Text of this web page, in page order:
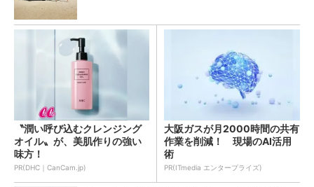
〝潤い呼び込むクレンジング
オイル〟が、美肌作りの強い
味方！
PR(DHC｜CanCam.jp)
大阪ガスが月2000時間の共有
作業を削減！ 現場のAI活用
術
PR(ITmedia エンタープライズ)